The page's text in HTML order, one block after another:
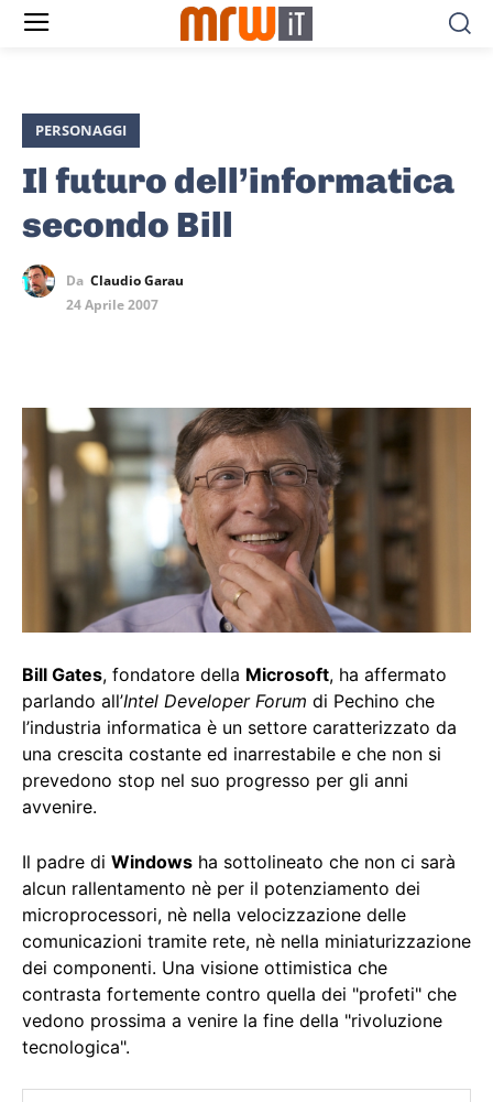
PERSONAGGI
Il futuro dell’informatica
secondo Bill
Da Claudio Garau
24 Aprile 2007
Bill Gates, fondatore della Microsoft, ha affermato
parlando all’Intel Developer Forum di Pechino che
l’industria informatica è un settore caratterizzato da
una crescita costante ed inarrestabile e che non si
prevedono stop nel suo progresso per gli anni
avvenire.
Il padre di Windows ha sottolineato che non ci sarà
alcun rallentamento nè per il potenziamento dei
microprocessori, nè nella velocizzazione delle
comunicazioni tramite rete, nè nella miniaturizzazione
dei componenti. Una visione ottimistica che
contrasta fortemente contro quella dei "profeti" che
vedono prossima a venire la fine della "rivoluzione
tecnologica".